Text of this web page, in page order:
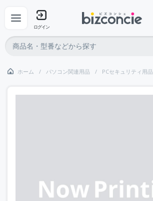
ログイン
ホーム パソコン関連用品 PCセキュリティ用品